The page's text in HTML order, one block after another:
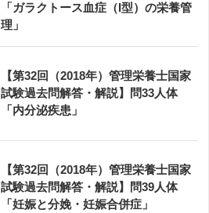
「ガラクトース血症（I型）の栄養管
理」
【第32回（2018年）管理栄養士国家
試験過去問解答・解説】問33人体
「内分泌疾患」
【第32回（2018年）管理栄養士国家
試験過去問解答・解説】問39人体
「妊娠と分娩・妊娠合併症」